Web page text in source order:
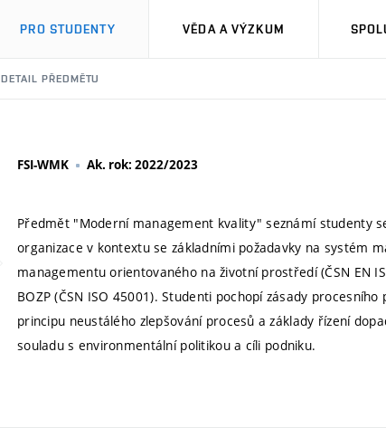
PRO STUDENTY VĚDA A VÝZKUM
DETAIL PŘEDMĚTU
FSI-WMK Ak. rok: 2022/2023
Předmět "Moderní management kvality" seznámí studenty
organizace v kontextu se základními požadavky na systém
managementu orientovaného na životní prostředí (ČSN EN
BOZP (ČSN ISO 45001). Studenti pochopí zásady
principu neustálého zlepšování procesů a základy řízení
souladu s environmentální politikou a cíli podniku.